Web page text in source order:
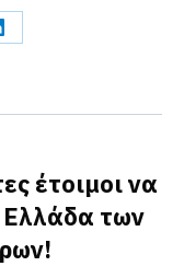
έτοιμοι να
των